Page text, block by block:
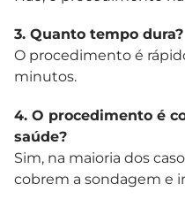
3. Quanto tempo dura?
O procedimento é
minutos.
4. O procedimento é
saúde?
Sim, na maioria dos
cobrem a sondagem e